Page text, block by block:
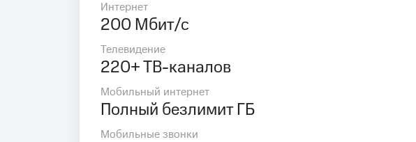
Интернет
200 Мбит/с
Телевидение
220+ ТВ-каналов
Мобильный интернет
Полный безлимит ГБ
Мобильные звонки